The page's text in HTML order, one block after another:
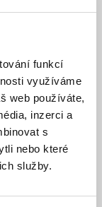
funkcí
využíváme
web používáte,
inzerci a
s
nebo které
služby.
OM4, 10m
466 Kč
Do košíku